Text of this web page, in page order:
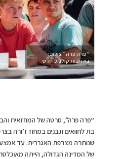
“פרה פרה” צילום:
באדיבות קולנוע חדש
“פרה פרה”, סרטה של המחזאית
בת לחוואים וגבנים במחוז ז’ורה
שנותרה מצרפת האגררית. עד
של המדינה הגדולה, הייתה